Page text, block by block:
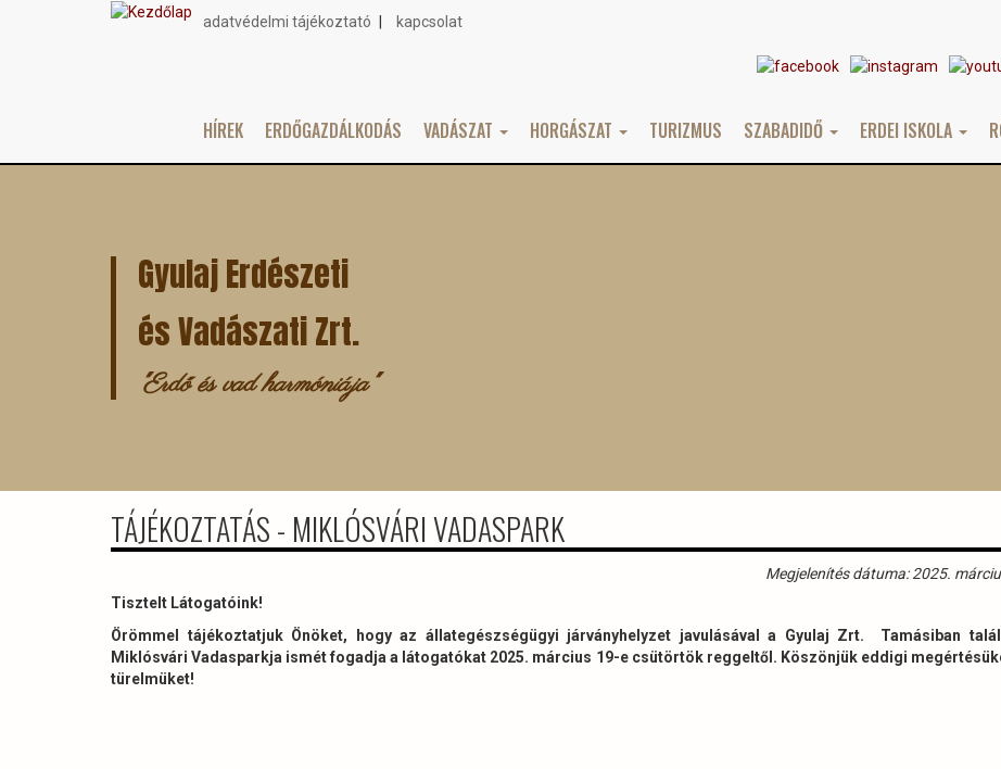
Topmenu
adatvédelmi tájékoztató kapcsolat
Main
HÍREK ERDŐGAZDÁLKODÁS VADÁSZAT HORGÁSZAT TURIZMUS SZABADIDŐ ERDEI ISKOLA
Gyulaj Erdészeti
és Vadászati Zrt.
"Erdő és vad harmóniája"
TÁJÉKOZTATÁS - MIKLÓSVÁRI VADASPARK
Megjelenítés dátuma: 2025.
Tisztelt Látogatóink!
Örömmel tájékoztatjuk Önöket, hogy az állategészségügyi járványhelyzet javulásával a Gyulaj Zrt. Tamásiban
Miklósvári Vadasparkja ismét fogadja a látogatókat 2025. március 19-e csütörtök reggeltől. Köszönjük eddigi
türelmüket!